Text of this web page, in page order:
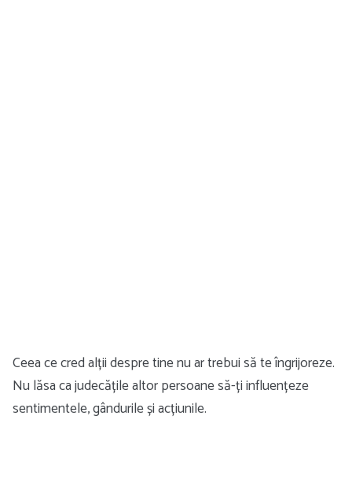
Ceea ce cred alții despre tine nu ar trebui să te îngrijoreze.
Nu lăsa ca judecățile altor persoane să-ți influențeze
sentimentele, gândurile și acțiunile.